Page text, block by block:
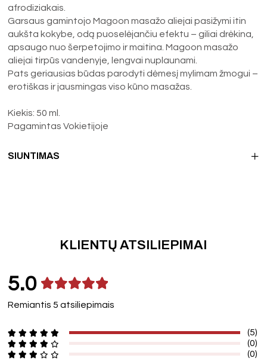
afrodiziakais.
Garsaus gamintojo Magoon masažo aliejai pasižymi itin
aukšta kokybe, odą puoselėjančiu efektu – giliai drėkina,
apsaugo nuo šerpetojimo ir maitina. Magoon masažo
aliejai tirpūs vandenyje, lengvai nuplaunami.
Pats geriausias būdas parodyti dėmesį mylimam žmogui –
erotiškas ir jausmingas viso kūno masažas.
Kiekis: 50 ml.
Pagamintas Vokietijoje
SIUNTIMAS
KLIENTŲ ATSILIEPIMAI
5.0
Remiantis 5 atsiliepimais
(5)
(0)
(0)